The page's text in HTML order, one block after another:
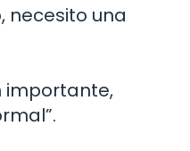
necesito una
importante,